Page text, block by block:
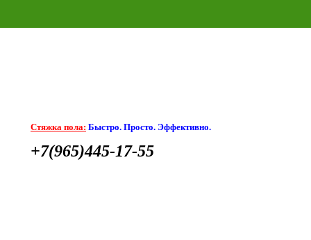
Стяжка пола: Быстро. Просто. Эффективно.
+7(965)445-17-55